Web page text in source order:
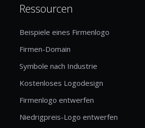
Ressourcen
Beispiele eines Firmenlogo
Firmen-Domain
Symbole nach Industrie
Kostenloses Logodesign
Firmenlogo entwerfen
Niedrigpreis-Logo entwerfen